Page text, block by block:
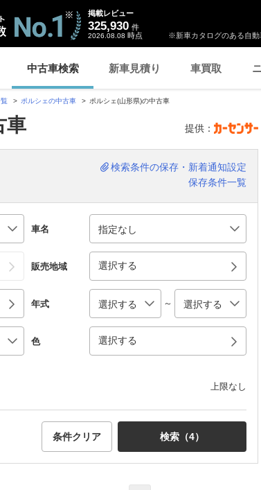
※新車カタログのある自動
掲載レビュー
325,930 件
2026.08.08 時点
中古車検索 新車見積り 車買取
ポルシェの中古車 ポルシェ(山形県)の中古車
車 提供：
検索条件の保存・新着通知設定
保存条件一覧
車名
販売地域 選択する
年式 ～
色 選択する
上限なし
条件クリア 検索（4）